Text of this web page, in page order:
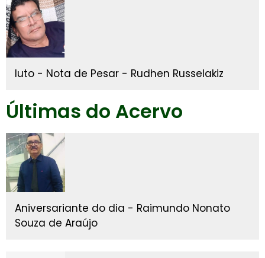
luto - Nota de Pesar - Rudhen Russelakiz
Últimas do Acervo
Aniversariante do dia - Raimundo Nonato
Souza de Araújo